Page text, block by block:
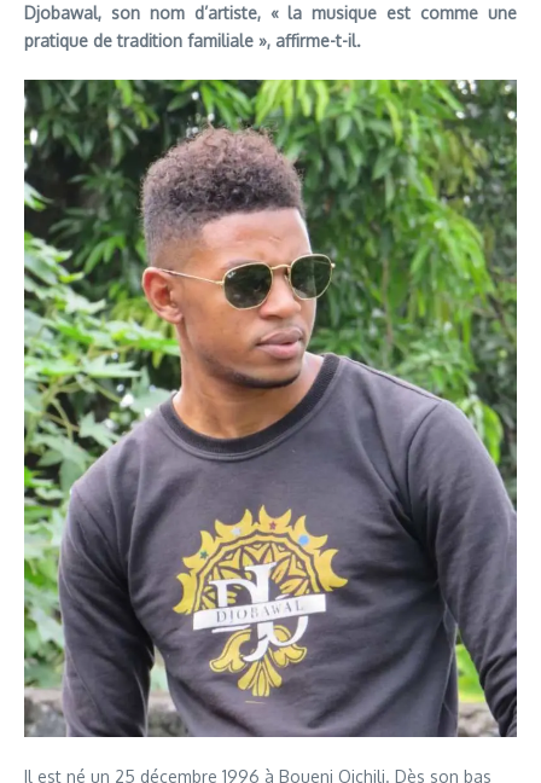
Djobawal, son nom d’artiste, « la musique est comme une
pratique de tradition familiale », affirme-t-il.
Il est né un 25 décembre 1996 à Boueni Oichili. Dès son bas